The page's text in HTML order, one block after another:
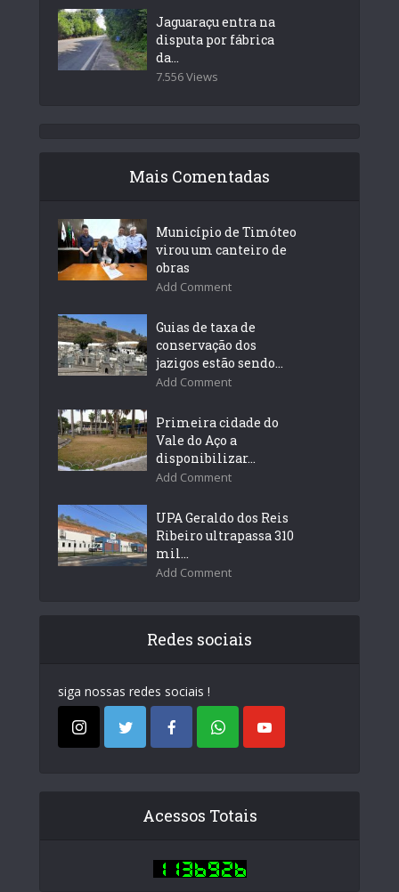
Jaguaraçu entra na
disputa por fábrica
da...
7.556 Views
Mais Comentadas
Município de Timóteo
virou um canteiro de
obras
Add Comment
Guias de taxa de
conservação dos
jazigos estão sendo...
Add Comment
Primeira cidade do
Vale do Aço a
disponibilizar...
Add Comment
UPA Geraldo dos Reis
Ribeiro ultrapassa 310
mil...
Add Comment
Redes sociais
siga nossas redes sociais !
Acessos Totais